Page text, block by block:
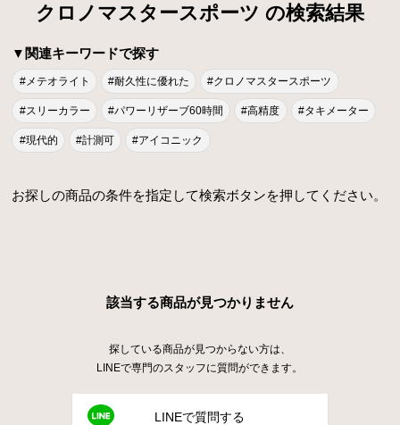
クロノマスタースポーツ の検索結果
▼関連キーワードで探す
#メテオライト #耐久性に優れた #クロノマスタースポーツ
#スリーカラー #パワーリザーブ60時間 #高精度 #タキメーター
#現代的 #計測可 #アイコニック
お探しの商品の条件を指定して検索ボタンを押してください。
該当する商品が見つかりません
探している商品が見つからない方は、
LINEで専門のスタッフに質問ができます。
LINEで質問する